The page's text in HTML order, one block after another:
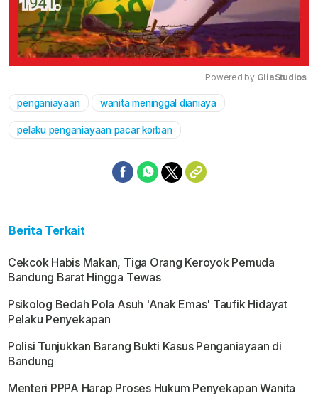
Powered by GliaStudios
penganiayaan wanita meninggal dianiaya
pelaku penganiayaan pacar korban
Berita Terkait
Cekcok Habis Makan, Tiga Orang Keroyok Pemuda
Bandung Barat Hingga Tewas
Psikolog Bedah Pola Asuh 'Anak Emas' Taufik Hidayat
Pelaku Penyekapan
Polisi Tunjukkan Barang Bukti Kasus Penganiayaan di
Bandung
Menteri PPPA Harap Proses Hukum Penyekapan Wanita